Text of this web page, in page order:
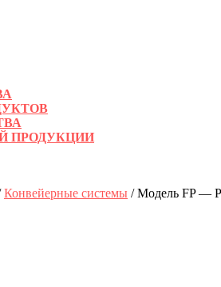
ПРОДУКЦИИ
Конвейерные системы / Модель FP —